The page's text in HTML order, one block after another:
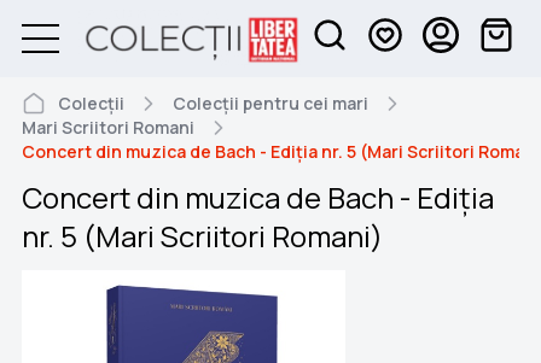
Colecții
Colecții pentru cei mari
Mari Scriitori Romani
Concert din muzica de Bach - Ediția nr. 5 (Mari Scriitori
Concert din muzica de Bach - Ediția
nr. 5 (Mari Scriitori Romani)